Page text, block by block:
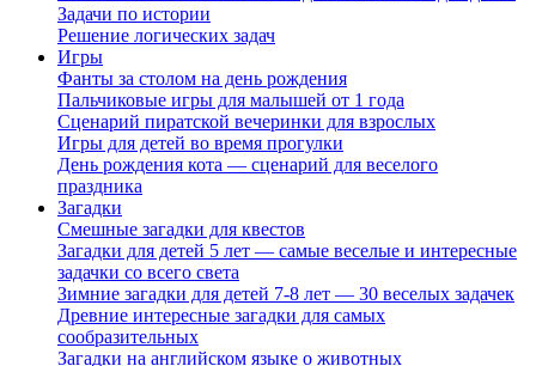
Задачи по истории
Решение логических задач
Игры
Фанты за столом на день рождения
Пальчиковые игры для малышей от 1 года
Сценарий пиратской вечеринки для взрослых
Игры для детей во время прогулки
День рождения кота — сценарий для веселого
праздника
Загадки
Смешные загадки для квестов
Загадки для детей 5 лет — самые веселые и интересные
задачки со всего света
Зимние загадки для детей 7-8 лет — 30 веселых задачек
Древние интересные загадки для самых
сообразительных
Загадки на английском языке о животных